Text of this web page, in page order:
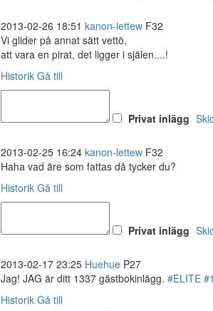
2013-02-26 18:51 kanon-lettew F32
Vi glider på annat sätt vettö,
att vara en pirat, det ligger i själen....!
Historik Gå till
Privat inlägg
2013-02-25 16:24 kanon-lettew F32
Haha vad äre som fattas då tycker du?
Historik Gå till
Privat inlägg
2013-02-17 23:25 Huehue P27
Jag! JAG är ditt 1337 gästbokinlägg. #ELITE
Historik Gå till